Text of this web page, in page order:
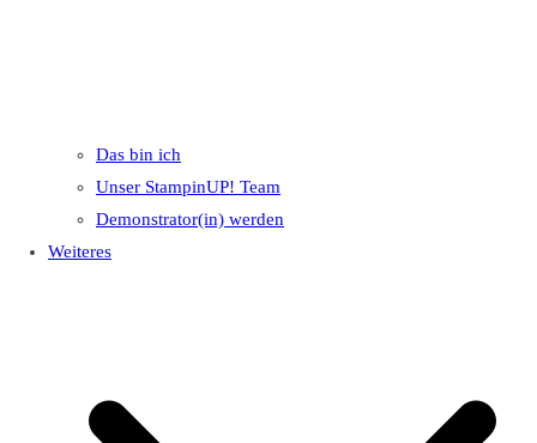
Das bin ich
Unser StampinUP! Team
Demonstrator(in) werden
Weiteres